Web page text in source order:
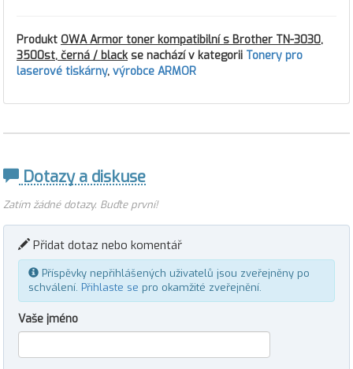
Produkt OWA Armor toner kompatibilní s Brother TN-3030,
3500st, černá / blackse nachází v kategorii Tonery pro
laserové tiskárny, výrobce ARMOR
Dotazy a diskuse
Zatím žádné dotazy. Buďte první!
Přidat dotaz nebo komentář
Příspěvky nepřihlášených uživatelů jsou zveřejněny po
schválení. Přihlaste se pro okamžité zveřejnění.
Vaše jméno